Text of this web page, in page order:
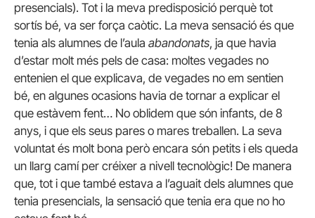
presencials). Tot i la meva predisposició perquè tot
sortís bé, va ser força caòtic. La meva sensació és que
tenia als alumnes de l’aula abandonats, ja que havia
d’estar molt més pels de casa: moltes vegades no
entenien el que explicava, de vegades no em sentien
bé, en algunes ocasions havia de tornar a explicar el
que estàvem fent… No oblidem que són infants, de 8
anys, i que els seus pares o mares treballen. La seva
voluntat és molt bona però encara són petits i els queda
un llarg camí per créixer a nivell tecnològic! De manera
que, tot i que també estava a l’aguait dels alumnes que
tenia presencials, la sensació que tenia era que no ho